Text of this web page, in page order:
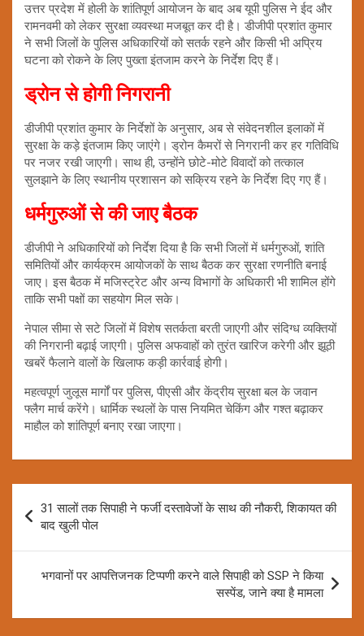
उत्तर प्रदेश में होली के शांतिपूर्ण आयोजन के बाद अब यूपी पुलिस ने ईद और
रामनवमी को लेकर सुरक्षा व्यवस्था मजबूत कर दी है। डीजीपी प्रशांत कुमार
ने सभी जिलों के पुलिस अधिकारियों को सतर्क रहने और किसी भी अप्रिय
घटना को रोकने के लिए पुख्ता इंतजाम करने के निर्देश दिए हैं।
ड्रोन से होगी निगरानी
डीजीपी प्रशांत कुमार के निर्देशों के अनुसार, अब से संवेदनशील इलाकों में
सुरक्षा के कड़े इंतजाम किए जाएंगे। ड्रोन कैमरों से निगरानी कर हर गतिविधि
पर नजर रखी जाएगी। साथ ही, उन्होंने छोटे-मोटे विवादों को तत्काल
सुलझाने के लिए स्थानीय प्रशासन को सक्रिय रहने के निर्देश दिए गए हैं।
धर्मगुरुओं से की जाए बैठक
डीजीपी ने अधिकारियों को निर्देश दिया है कि सभी जिलों में धर्मगुरुओं, शांति
समितियों और कार्यक्रम आयोजकों के साथ बैठक कर सुरक्षा रणनीति बनाई
जाए। इस बैठक में मजिस्ट्रेट और अन्य विभागों के अधिकारी भी शामिल होंगे
ताकि सभी पक्षों का सहयोग मिल सके।
नेपाल सीमा से सटे जिलों में विशेष सतर्कता बरती जाएगी और संदिग्ध व्यक्तियों
की निगरानी बढ़ाई जाएगी। पुलिस अफवाहों को तुरंत खारिज करेगी और झूठी
खबरें फैलाने वालों के खिलाफ कड़ी कार्रवाई होगी।
महत्वपूर्ण जुलूस मार्गों पर पुलिस, पीएसी और केंद्रीय सुरक्षा बल के जवान
फ्लैग मार्च करेंगे। धार्मिक स्थलों के पास नियमित चेकिंग और गश्त बढ़ाकर
माहौल को शांतिपूर्ण बनाए रखा जाएगा।
navigation
31 सालों तक सिपाही ने फर्जी दस्तावेजों के साथ की नौकरी, शिकायत की
बाद खुली पोल
भगवानों पर आपत्तिजनक टिप्पणी करने वाले सिपाही को SSP ने किया
सस्पेंड, जाने क्या है मामला